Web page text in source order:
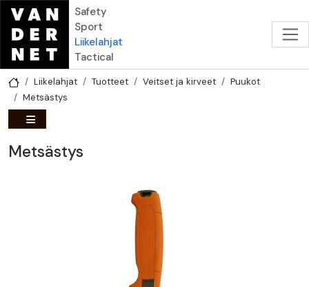
Hyppää pääsisältöön
Safety
Sport
Liikelahjat
Tactical
Liikelahjat Tuotteet Veitset ja kirveet
Puukot
Metsästys
Metsästys